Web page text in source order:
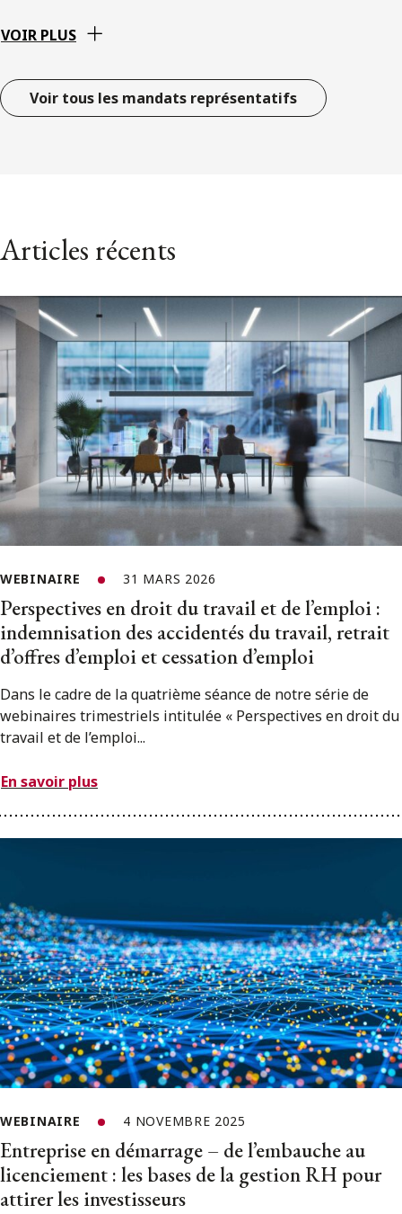
VOIR PLUS
Voir tous les mandats représentatifs
Articles récents
WEBINAIRE 31 MARS 2026
Perspectives en droit du travail et de l’emploi :
indemnisation des accidentés du travail, retrait
d’offres d’emploi et cessation d’emploi
Dans le cadre de la quatrième séance de notre série de
webinaires trimestriels intitulée « Perspectives en droit du
travail et de l’emploi...
En savoir plus
WEBINAIRE 4 NOVEMBRE 2025
Entreprise en démarrage – de l’embauche au
licenciement : les bases de la gestion RH pour
attirer les investisseurs